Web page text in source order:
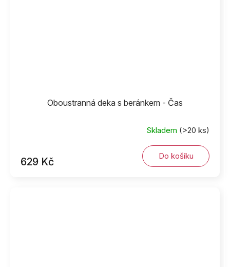
Oboustranná deka s beránkem - Čas
Skladem (>20 ks)
629 Kč Do košíku